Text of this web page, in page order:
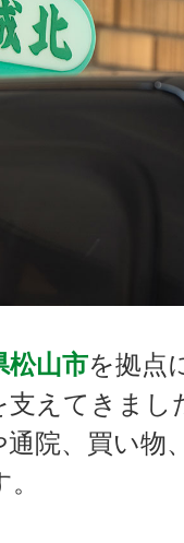
松山市を拠点
支えてきまし
院、買い物